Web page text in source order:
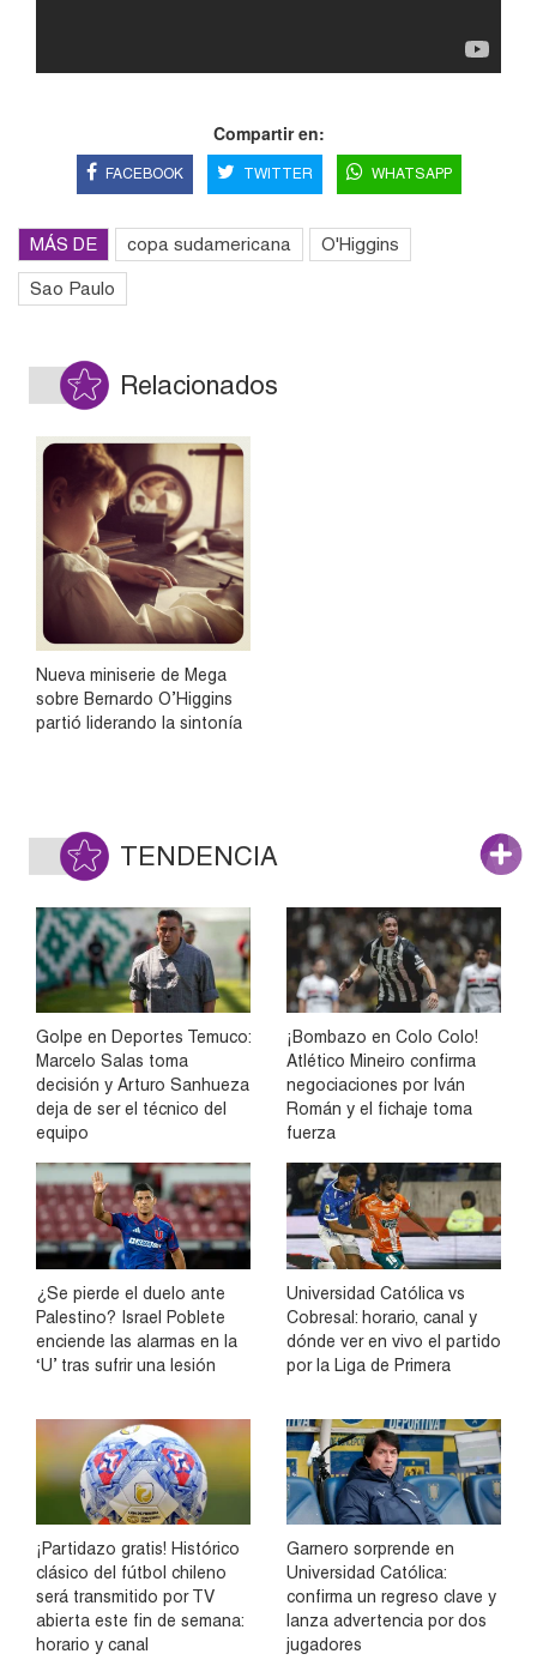
Compartir en:
FACEBOOK TWITTER WHATSAPP
MÁS DE copa sudamericana O'Higgins
Sao Paulo
Relacionados
Nueva miniserie de Mega
sobre Bernardo O’Higgins
partió liderando la sintonía
TENDENCIA
Golpe en Deportes Temuco:
Marcelo Salas toma
decisión y Arturo Sanhueza
deja de ser el técnico del
equipo
¡Bombazo en Colo Colo!
Atlético Mineiro confirma
negociaciones por Iván
Román y el fichaje toma
fuerza
¿Se pierde el duelo ante
Palestino? Israel Poblete
enciende las alarmas en la
‘U’ tras sufrir una lesión
Universidad Católica vs
Cobresal: horario, canal y
dónde ver en vivo el partido
por la Liga de Primera
¡Partidazo gratis! Histórico
clásico del fútbol chileno
será transmitido por TV
abierta este fin de semana:
horario y canal
Garnero sorprende en
Universidad Católica:
confirma un regreso clave y
lanza advertencia por dos
jugadores